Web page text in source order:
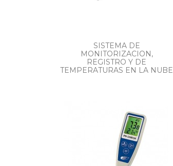
SISTEMA DE
MONITORIZACION,
REGISTRO Y DE
TEMPERATURAS EN LA NUBE